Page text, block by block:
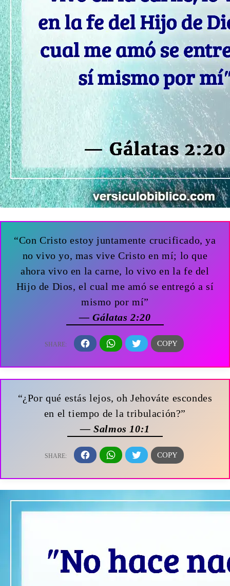
“Con Cristo estoy juntamente crucificado, ya
no vivo yo, mas vive Cristo en mí; lo que
ahora vivo en la carne, lo vivo en la fe del
Hijo de Dios, el cual me amó se entregó a sí
mismo por mí”
— Gálatas 2:20
“¿Por qué estás lejos, oh Jehováte escondes
en el tiempo de la tribulación?”
— Salmos 10:1